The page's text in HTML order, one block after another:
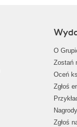
O
Zostań
Oceń
Zgłoś
Zgłoś